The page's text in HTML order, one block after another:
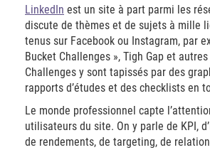
LinkedIn est un site à part parmi les
discute de thèmes et de sujets à mille
tenus sur Facebook ou Instagram, par
Bucket Challenges », Tigh Gap et
Challenges y sont tapissés par des
rapports d’études et des checklists en
Le monde professionnel capte
utilisateurs du site. On y parle de KPI,
de rendements, de targeting, de